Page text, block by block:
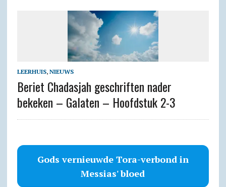
LEERHUIS, NIEUWS
Beriet Chadasjah geschriften nader
bekeken – Galaten – Hoofdstuk 2-3
Gods vernieuwde Tora-verbond in
Messias' bloed